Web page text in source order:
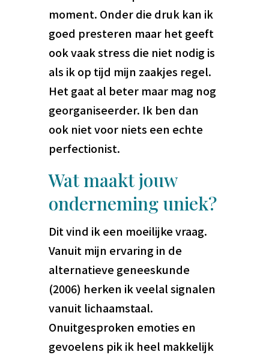
moment. Onder die druk kan ik
goed presteren maar het geeft
ook vaak stress die niet nodig is
als ik op tijd mijn zaakjes regel.
Het gaat al beter maar mag nog
georganiseerder. Ik ben dan
ook niet voor niets een echte
perfectionist.
Wat maakt jouw
onderneming uniek?
Dit vind ik een moeilijke vraag.
Vanuit mijn ervaring in de
alternatieve geneeskunde
(2006) herken ik veelal signalen
vanuit lichaamstaal.
Onuitgesproken emoties en
gevoelens pik ik heel makkelijk